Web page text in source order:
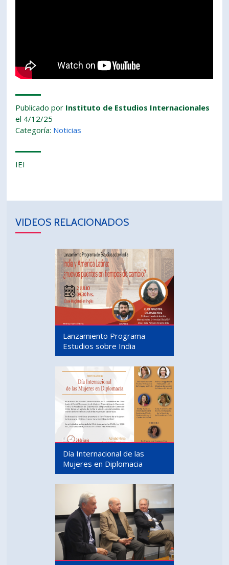
Publicado por Instituto de Estudios Internacionales
el 4/12/25
Categoría: Noticias
IEI
VIDEOS RELACIONADOS
Lanzamiento Programa
Estudios sobre India
Día Internacional de las
Mujeres en Diplomacia